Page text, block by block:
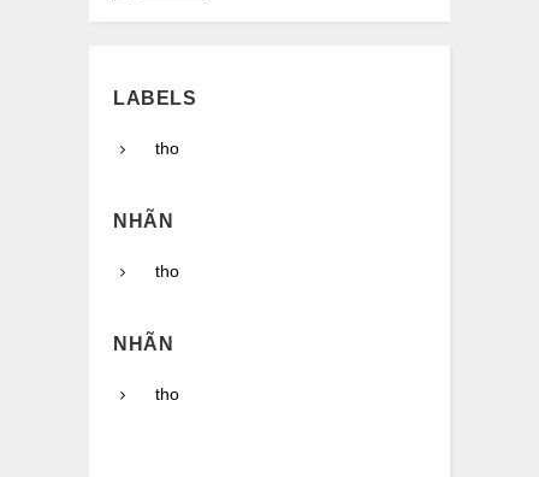
LABELS
tho
NHÃN
tho
NHÃN
tho